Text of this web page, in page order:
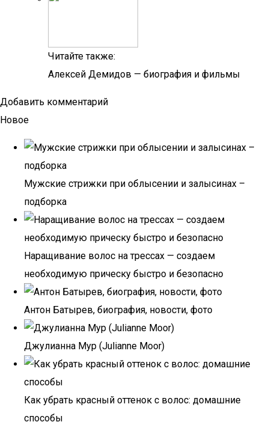
Читайте также:
Алексей Демидов — биография и фильмы
Добавить комментарий
Новое
Мужские стрижки при облысении и залысинах –
подборка
Наращивание волос на трессах — создаем
необходимую прическу быстро и безопасно
Антон Батырев, биография, новости, фото
Джулианна Мур (Julianne Moor)
Как убрать красный оттенок с волос: домашние
способы